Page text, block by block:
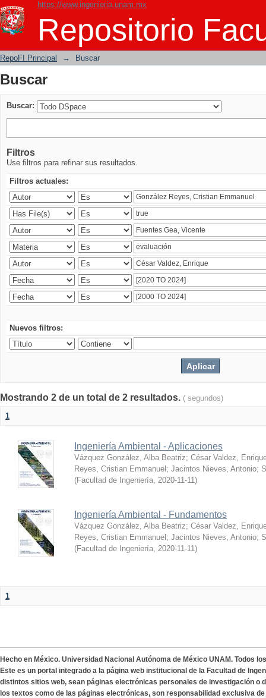
https://www.ingenieria.unam.mx
Repositorio
Buscar
RepoFI Principal → Buscar
Buscar
Buscar:
Filtros
Use filtros para refinar sus resultados.
Filtros actuales:
Nuevos filtros:
Mostrando 2 de un total de 2 resultados. ( segundos)
1
Ingeniería Ambiental - Aplicaciones
Vázquez González, Alba Beatriz; César Valdez,
Reyes, Cristian Emmanuel ; Jacintos Nieves, Antonio;
(Facultad de Ingeniería, 2020-11-11)
Ingeniería Ambiental - Fundamentos
Vázquez González, Alba Beatriz; César Valdez,
Reyes, Cristian Emmanuel ; Jacintos Nieves, Antonio;
(Facultad de Ingeniería, 2020-11-11)
1
Hecho en México. Universidad Nacional Autónoma de México UNAM. Todos
Este es un portal integrado a la página web institucional de la Facultad de
distintos sitios web, sean páginas electrónicas personales de investigación o
los textos como de las páginas electrónicas, son responsabilidad exclusiva